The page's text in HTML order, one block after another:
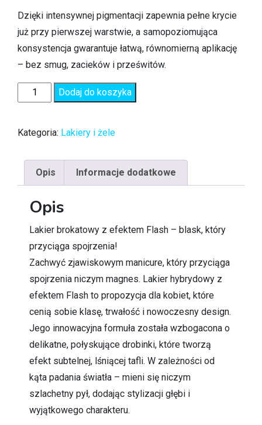
Dzięki intensywnej pigmentacji zapewnia pełne krycie
już przy pierwszej warstwie, a samopoziomująca
konsystencja gwarantuje łatwą, równomierną aplikację
– bez smug, zacieków i prześwitów.
Dodaj do koszyka
Kategoria: Lakiery i żele
Opis Informacje dodatkowe
Opis
Lakier brokatowy z efektem Flash – blask, który
przyciąga spojrzenia!
Zachwyć zjawiskowym manicure, który przyciąga
spojrzenia niczym magnes. Lakier hybrydowy z
efektem Flash to propozycja dla kobiet, które
cenią sobie klasę, trwałość i nowoczesny design.
Jego innowacyjna formuła została wzbogacona o
delikatne, połyskujące drobinki, które tworzą
efekt subtelnej, lśniącej tafli. W zależności od
kąta padania światła – mieni się niczym
szlachetny pył, dodając stylizacji głębi i
wyjątkowego charakteru.